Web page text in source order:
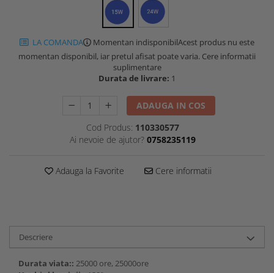
LA COMANDA Momentan indisponibilAcest produs nu este
momentan disponibil, iar pretul afisat poate varia. Cere informatii
suplimentare
Durata de livrare: 1
ADAUGA IN COS
Cod Produs: 110330577
Ai nevoie de ajutor? 0758235119
Adauga la Favorite Cere informatii
Descriere
Durata viata:: 25000 ore, 25000ore